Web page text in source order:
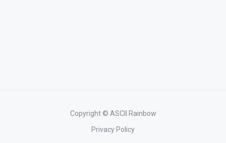
Copyright © ASCII Rainbow
Privacy Policy